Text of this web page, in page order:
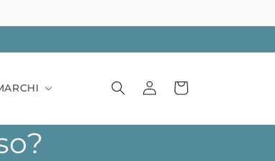
Accedi Carrello